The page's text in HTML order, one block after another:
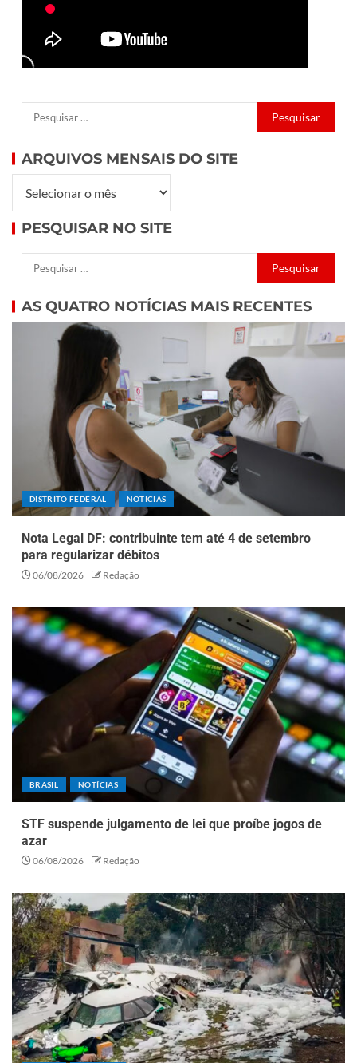
ARQUIVOS MENSAIS DO SITE
PESQUISAR NO SITE
AS QUATRO NOTÍCIAS MAIS RECENTES
DISTRITO FEDERAL NOTÍCIAS
Nota Legal DF: contribuinte tem até 4 de setembro
para regularizar débitos
06/08/2026 Redação
BRASIL NOTÍCIAS
STF suspende julgamento de lei que proíbe jogos de
azar
06/08/2026 Redação